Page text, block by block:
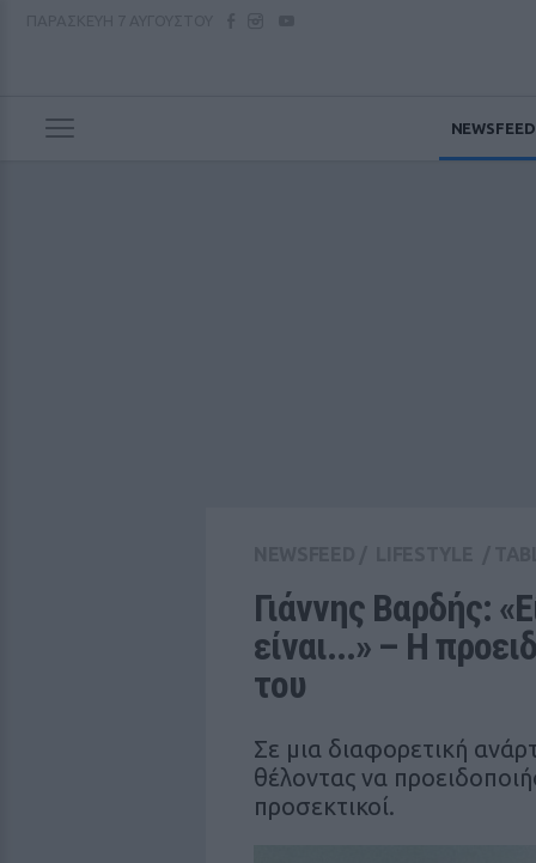
NEWSFEED
Γιάννης Βαρδής:
είναι...» – Η
του
Σε μια διαφορετική
θέλοντας να
προσεκτικοί.